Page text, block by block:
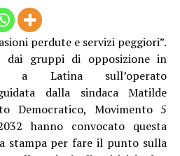
dalla minoranza riguarda
e al collaudo. Il 24 luglio,
sarebbe stato sottoscritto il
nel quale le opere
di difetti e vizi palesi. Nella
redatto anche un verbale di
perdute e servizi peggiori”.
gruppi di opposizione in
a Latina sull’operato
dalla sindaca Matilde
Democratico, Movimento 5
hanno convocato questa
stampa per fare il punto sulla